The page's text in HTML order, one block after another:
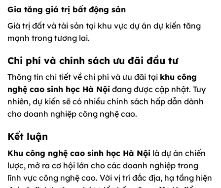
Gia tăng giá trị bất động sản
Giá trị đất và tài sản tại khu vực dự án dự kiến tăng
mạnh trong tương lai.
Chi phí và chính sách ưu đãi đầu tư
Thông tin chi tiết về chi phí và ưu đãi tại khu công
nghệ cao sinh học Hà Nội đang được cập nhật. Tuy
nhiên, dự kiến sẽ có nhiều chính sách hấp dẫn dành
cho doanh nghiệp công nghệ cao.
Kết luận
Khu công nghệ cao sinh học Hà Nội là dự án chiến
lược, mở ra cơ hội lớn cho các doanh nghiệp trong
lĩnh vực công nghệ cao. Với vị trí đắc địa, hạ tầng hiện